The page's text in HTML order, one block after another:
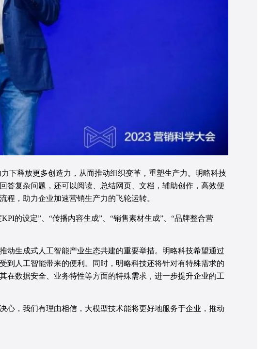
下释放更多创造力，从而推动组织变革，重塑生产力。明略科技
答复杂问题，还可以阅读、总结网页、文档，辅助创作，高效便
，助力企业加速营销生产力的飞轮运转。
的设定”、“传播内容生成”、“销售素材生成”、“品牌整合营
动生成式人工智能产业生态共建的重要举措。明略科技希望通过
到人工智能带来的便利。同时，明略科技还将针对有特殊需求的
在数据安全、业务特性等方面的特殊需求，进一步提升企业的工
心，我们有理由相信，大模型技术能将更好地服务于企业，推动